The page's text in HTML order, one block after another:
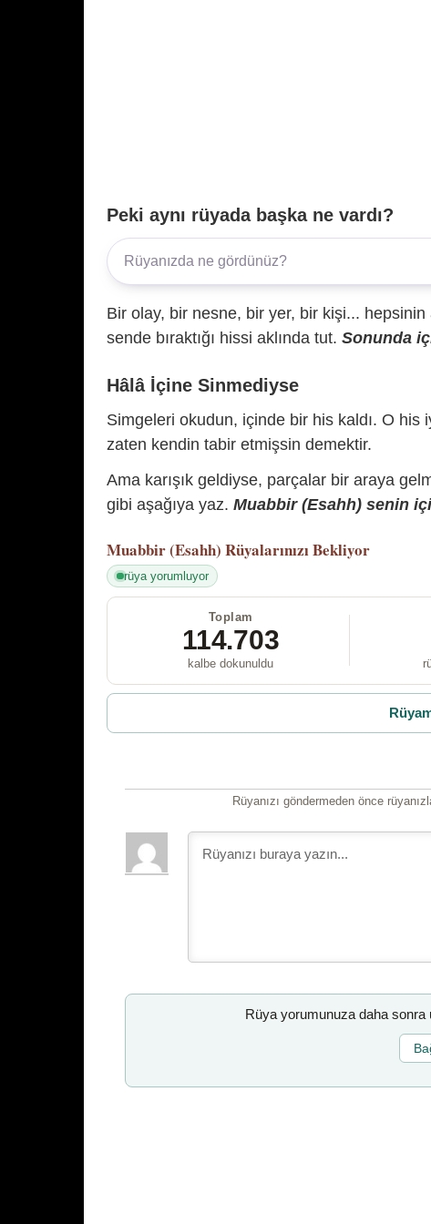
Peki aynı rüyada başka ne vardı?
Bir olay, bir nesne, bir yer, bir kişi...
sende bıraktığı hissi aklında tut. Sonunda
Hâlâ İçine Sinmediyse
Simgeleri okudun, içinde bir his kaldı. O his
zaten kendin tabir etmişsin demektir.
Ama karışık geldiyse, parçalar bir araya
gibi aşağıya yaz. Muabbir (Esahh) senin
Muabbir (Esahh) Rüyalarınızı Bekliyor
rüya yorumluyor
Toplam
114.703
kalbe dokunuldu
Rüyanızı göndermeden önce
Rüya yorumunuza daha sonra